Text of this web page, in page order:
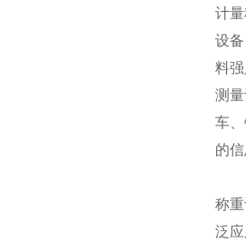
计
设
料
测
车
的
称
泛